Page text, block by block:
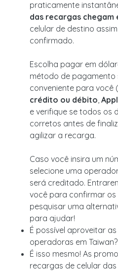
praticamente
das recargas chegam
celular de destino
confirmado.
Escolha pagar em
método de pagamento
conveniente para você (
crédito ou débito
e verifique se todos os
corretos antes de
agilizar a recarga.
Caso você insira um
selecione uma
será creditado.
você para confirmar
pesquisar uma
para ajudar!
É possível aproveitar
operadoras em Taiwan?
É isso mesmo! As
recargas de celular